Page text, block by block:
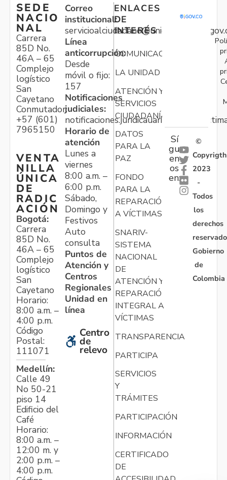
SEDE
NACIO
NAL
Carrera
85D No.
46A – 65
Complejo
logístico
San
Cayetano
Conmutador:
+57 (601)
7965150
VENTA
NILLA
ÚNICA
DE
RADIC
ACIÓN
Bogotá:
Carrera
85D No.
46A – 65
Complejo
logístico
San
Cayetano
Horario:
8:00 a.m. –
4:00 p.m.
Código
Postal:
111071
Medellín:
Calle 49
No 50-21
piso 14
Edificio del
Café
Horario:
8:00 a.m. –
12:00 m. y
2:00 p.m. –
4:00 p.m.
Correo
institucional:
Línea
anticorrupción:
Desde
móvil o fijo:
157
Notificaciones
judiciales:
Horario de
atención
Lunes a
viernes
8:00 a.m. –
6:00 p.m.
Sábado,
Domingo y
Festivos
Auto
consulta
Puntos de
Atención y
Centros
Regionales
Unidad en
línea
Centro
de
relevo
ENLACES
DE
INTERÉS
COMUNICACIONES
LA UNIDAD
ATENCIÓN Y
SERVICIOS
CIUDADANÍA
DATOS
PARA LA
PAZ
FONDO
PARA LA
REPARACIÓN
A VÍCTIMAS
SNARIV-
SISTEMA
NACIONAL
DE
ATENCIÓN Y
REPARACIÓN
INTEGRAL A
VÍCTIMAS
TRANSPARENCIA
PARTICIPA
SERVICIOS
Y
TRÁMITES
PARTICIPACIÓN
INFORMACIÓN
CERTIFICADO
DE
Sí
gu
en
os
en:
©
Copyrigth
2023
-
Todos
los
derechos
Gobierno
de
Colombia